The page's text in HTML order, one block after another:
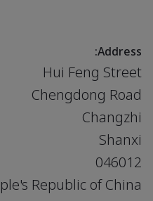
Address:
Hui Feng Street
Chengdong Road
Changzhi
Shanxi
046012
Republic of China